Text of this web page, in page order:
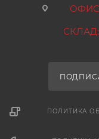
ОФИС:
СКЛАД:
ПОЛИТИКА